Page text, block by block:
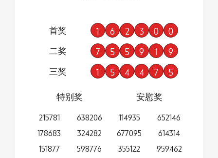
首奖 1 6 2 3 0 0
二奖 7 5 5 9 1 9
三奖 1 5 4 4 7 5
特别奖
215781
178683
151877
638206
324282
598776
安慰奖
114935
677095
355122
652146
614314
959462